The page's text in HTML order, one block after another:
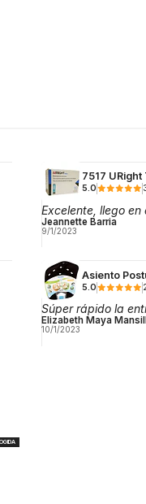
7517
5.0
Excelente, llego
Jeannette Barria
9/1/2023
Asiento
5.0
Súper rápido la
Elizabeth Maya
10/1/2023